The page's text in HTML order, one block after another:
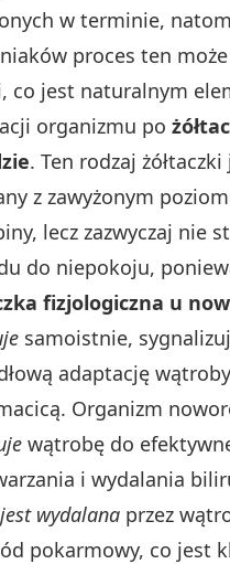
w terminie,
proces ten
co jest naturalnym
organizmu po
. Ten rodzaj żółtaczki
z zawyżonym
lecz zazwyczaj nie
do niepokoju,
fizjologiczna u
samoistnie,
adaptację
Organizm
wątrobę do
i wydalania
jest wydalana przez
pokarmowy, co jest